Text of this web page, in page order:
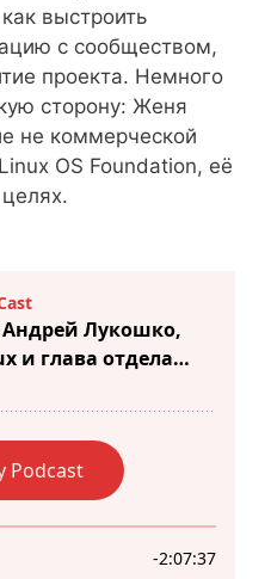
выстроить
с сообществом,
проекта. Немного
сторону: Женя
не коммерческой
OS Foundation, её